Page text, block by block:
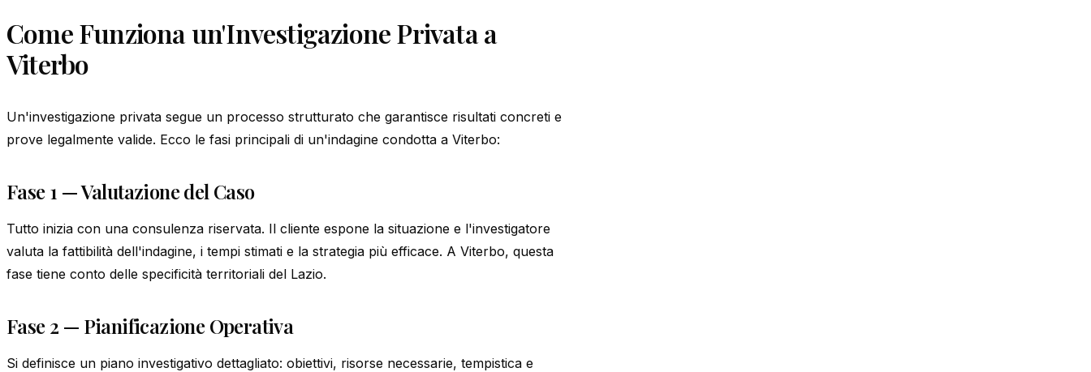
Come Funziona un'Investigazione Privata a
Viterbo
Un'investigazione privata segue un processo strutturato che garantisce risultati concreti e
prove legalmente valide. Ecco le fasi principali di un'indagine condotta a Viterbo:
Fase 1 — Valutazione del Caso
Tutto inizia con una consulenza riservata. Il cliente espone la situazione e l'investigatore
valuta la fattibilità dell'indagine, i tempi stimati e la strategia più efficace. A Viterbo, questa
fase tiene conto delle specificità territoriali del Lazio.
Fase 2 — Pianificazione Operativa
Si definisce un piano investigativo dettagliato: obiettivi, risorse necessarie, tempistica e